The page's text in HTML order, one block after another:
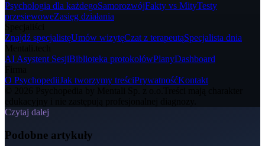
Psychologia dla każdegoSamorozwójFakty vs MityTesty
przesiewoweZasięg działania
Znajdź specjalistęUmów wizytęCzat z terapeutąSpecjalista dnia
AI Asystent SesjiBiblioteka protokołówPlanyDashboard
O PsychopediiJak tworzymy treściPrywatnośćKontakt
Czytaj dalej
Podobne artykuły